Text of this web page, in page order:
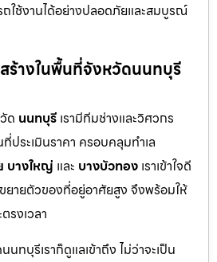
ใช้งานได้อย่างปลอดภัยและสมบูรณ์
ร้างในพื้นที่จังหวัดนนทบุรี
ด นนทบุรี เรามีทีมช่างและวิศวกร
ระเมินราคา ครอบคลุมทำเล
บางใหญ่ และ บางบัวทอง เราเข้าใจดี
ยายตัวของที่อยู่อาศัยสูง จึงพร้อมให้
รงเวลา
ทบุรีเราก็ดูแลเข้าถึง ไม่ว่าจะเป็น